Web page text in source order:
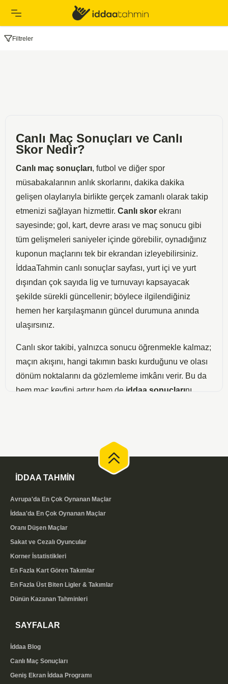
Filtreler
Canlı Maç Sonuçları ve Canlı
Skor Nedir?
Canlı maç sonuçları, futbol ve diğer spor
müsabakalarının anlık skorlarını, dakika dakika
gelişen olaylarıyla birlikte gerçek zamanlı olarak takip
etmenizi sağlayan hizmettir. Canlı skor ekranı
sayesinde; gol, kart, devre arası ve maç sonucu gibi
tüm gelişmeleri saniyeler içinde görebilir, oynadığınız
kuponun maçlarını tek bir ekrandan izleyebilirsiniz.
İddaaTahmin canlı sonuçlar sayfası, yurt içi ve yurt
dışından çok sayıda lig ve turnuvayı kapsayacak
şekilde sürekli güncellenir; böylece ilgilendiğiniz
hemen her karşılaşmanın güncel durumuna anında
ulaşırsınız.
Canlı skor takibi, yalnızca sonucu öğrenmekle kalmaz;
maçın akışını, hangi takımın baskı kurduğunu ve olası
dönüm noktalarını da gözlemleme imkânı verir. Bu da
hem maç keyfini artırır hem de iddaa sonuçlarını
mobil cihazlarda akıcı bir takip deneyimi sağlar.
Bu skorları kendi sitenizde de yayınlamak isterseniz,
Kodu kopyalayıp sitenize yapıştırmanız yeterlidir;
skorlar bizim tarafımızda güncellendiği için ayrıca bir
işlem yapmanız gerekmez.
Canlı Skor Takibinin Avantajları
Anlık skor takibi, hem maç keyfi hem de bilinçli
değerlendirme açısından önemli avantajlar sunar.
Canlı maç sonuçları ekranıyla:
takip edebilirsiniz
Lig ve tarih filtreleriyle istediğiniz karşılaşmaya hızlıca
ulaşırsınız
İDDAA TAHMİN
Avrupa'da En Çok Oynanan Maçlar
İddaa'da En Çok Oynanan Maçlar
Oranı Düşen Maçlar
Sakat ve Cezalı Oyuncular
Korner İstatistikleri
En Fazla Kart Gören Takımlar
En Fazla Üst Biten Ligler & Takımlar
Dünün Kazanan Tahminleri
SAYFALAR
İddaa Blog
Canlı Maç Sonuçları
Geniş Ekran İddaa Programı